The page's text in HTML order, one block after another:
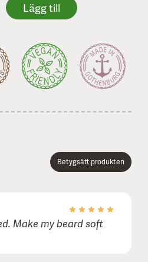
Betygsätt produkten
Make my beard soft